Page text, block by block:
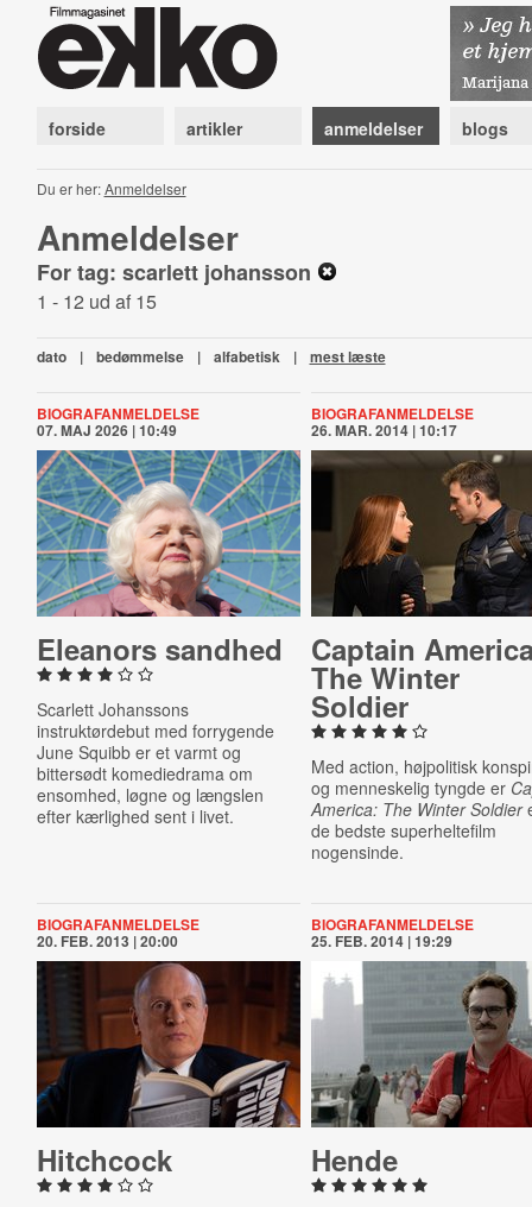
forside artikler anmeldelser blogs
Du er her:Anmeldelser
Anmeldelser
For tag: scarlett johansson
1 - 12 ud af 15
dato | bedømmelse | alfabetisk | mest læste
BIOGRAFANMELDELSE
07. MAJ 2026 | 10:49
Eleanors sandhed
Scarlett Johanssons
instruktørdebut med forrygende
June Squibb er et varmt og
bittersødt komediedrama om
ensomhed, løgne og længslen
efter kærlighed sent i livet.
BIOGRAFANMELDELSE
26. MAR. 2014 | 10:17
Captain
The Winter
Soldier
Med action, højpolitisk
og menneskelig tyngde er
America: The Winter Soldier
de bedste superheltefilm
nogensinde.
BIOGRAFANMELDELSE
20. FEB. 2013 | 20:00
Hitchcock
BIOGRAFANMELDELSE
25. FEB. 2014 | 19:29
Hende